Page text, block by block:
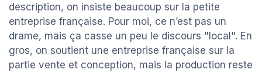
description, on insiste beaucoup sur la petite
entreprise française. Pour moi, ce n’est pas un
drame, mais ça casse un peu le discours "local". En
gros, on soutient une entreprise française sur la
partie vente et conception, mais la production reste